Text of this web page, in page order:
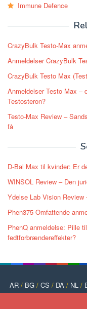
Immune Defence
CrazyBulk Testo-Max
Anmeldelser CrazyBulk
CrazyBulk Testo Max
Anmeldelser Testo Max –
Testosteron?
Testo-Max Review –
få
D-Bal Max til kvinder: Er
WINSOL Review – Den
Ydelse Lab Vision
Phen375 Omfattende
PhenQ anmeldelse: Pille
fedtforbrændereffekter?
AR/ BG/ CS / DA/ NL/
/NO/PT/PL/